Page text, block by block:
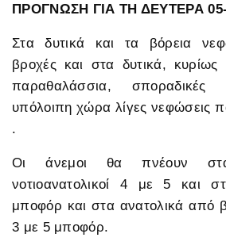
ΠΡΟΓΝΩΣΗ ΓΙΑ ΤΗ ΔΕΥΤΕΡΑ 05-
Στα δυτικά και τα βόρεια
βροχές και στα δυτικά,
παραθαλάσσια, σποραδικές
υπόλοιπη χώρα λίγες νεφώσεις
.
Οι άνεμοι θα πνέουν στα
νοτιοανατολικοί 4 με 5 και
μποφόρ και στα ανατολικά από
3 με 5 μποφόρ.